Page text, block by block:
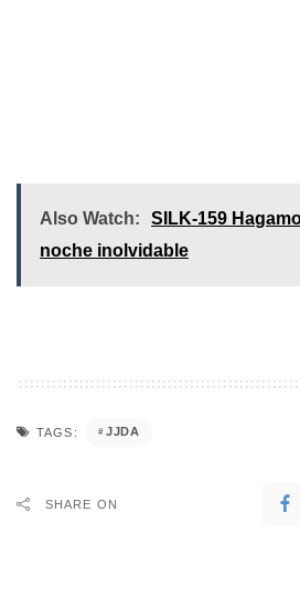
Also Watch:
SILK-159
noche inolvidable
TAGS: JJDA
SHARE ON